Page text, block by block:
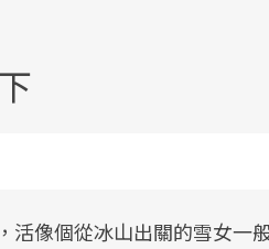
活像個從冰山出關的雪女一